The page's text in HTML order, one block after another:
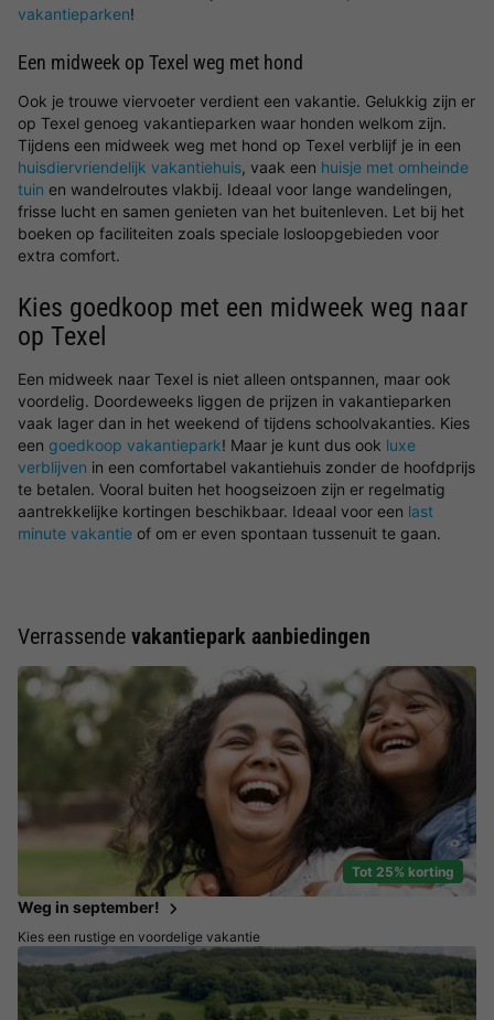
vakantieparken!
Een midweek op Texel weg met hond
Ook je trouwe viervoeter verdient een vakantie. Gelukkig zijn er
op Texel genoeg vakantieparken waar honden welkom zijn.
Tijdens een midweek weg met hond op Texel verblijf je in een
huisdiervriendelijk vakantiehuis, vaak een huisje met omheinde
tuin en wandelroutes vlakbij. Ideaal voor lange wandelingen,
frisse lucht en samen genieten van het buitenleven. Let bij het
boeken op faciliteiten zoals speciale losloopgebieden voor
extra comfort.
Kies goedkoop met een midweek weg naar
op Texel
Een midweek naar Texel is niet alleen ontspannen, maar ook
voordelig. Doordeweeks liggen de prijzen in vakantieparken
vaak lager dan in het weekend of tijdens schoolvakanties. Kies
een goedkoop vakantiepark! Maar je kunt dus ook luxe
verblijven in een comfortabel vakantiehuis zonder de hoofdprijs
te betalen. Vooral buiten het hoogseizoen zijn er regelmatig
aantrekkelijke kortingen beschikbaar. Ideaal voor een last
minute vakantie of om er even spontaan tussenuit te gaan.
Verrassende vakantiepark aanbiedingen
Tot 25% korting
Weg in september!
Kies een rustige en voordelige vakantie